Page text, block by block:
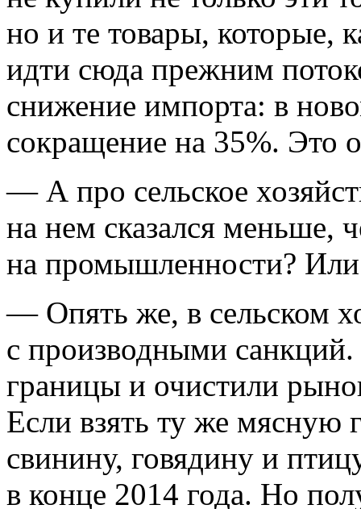
но и те товары, которые,
идти сюда прежним
снижение импорта: в
сокращение на 35%. Это
— А про сельское
на нем сказался меньше,
на промышленности?
— Опять же, в сельском
с производными
границы и очистили
Если взять ту же мясную
свинину, говядину и
в конце 2014 года. Но